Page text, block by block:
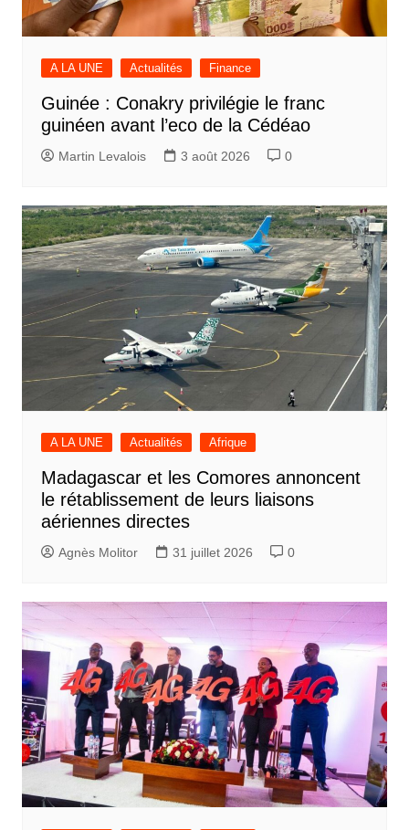
A LA UNE Actualités Finance
Guinée : Conakry privilégie le franc
guinéen avant l’eco de la Cédéao
Martin Levalois 3 août 2026 0
A LA UNE Actualités Afrique
Madagascar et les Comores annoncent
le rétablissement de leurs liaisons
aériennes directes
Agnès Molitor 31 juillet 2026 0